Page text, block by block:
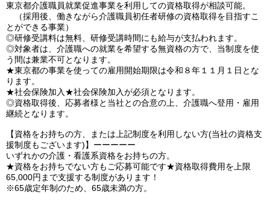
東京都介護職員就業促進事業を利用しての資格取得が相談可能。
（採用後、働きながら介護職員初任者研修の資格取得を目指すこ
とができる事業）
◎研修受講料は無料、研修受講時間にも給与が支払われます。
◎対象者は、介護職への就業を希望する無資格の方で、当制度を使
う間は兼業不可となります。
★東京都の事業を使っての雇用開始期限は令和８年１１月１日とな
ります。
★社会保険加入★社会保険加入が必須となります。
◎資格取得後、応募者様と当社との合意の上、介護職へ登用・雇用
継続となります。
【資格をお持ちの方、または上記制度を利用しない方(当社の資格支
援制度もございます)】ーーーーー
いずれかの介護・看護系資格をお持ちの方。
★資格をお持ちでない方もご応募可能です★資格取得費用を上限
65,000円まで支援する制度があります！
※65歳定年制のため、65歳未満の方。